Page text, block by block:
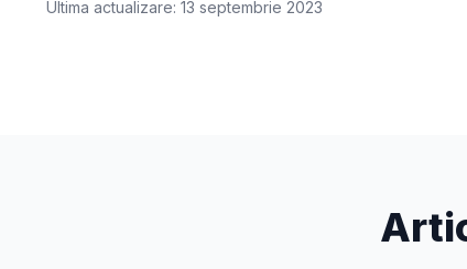
Ultima actualizare: 13 septembrie 2023